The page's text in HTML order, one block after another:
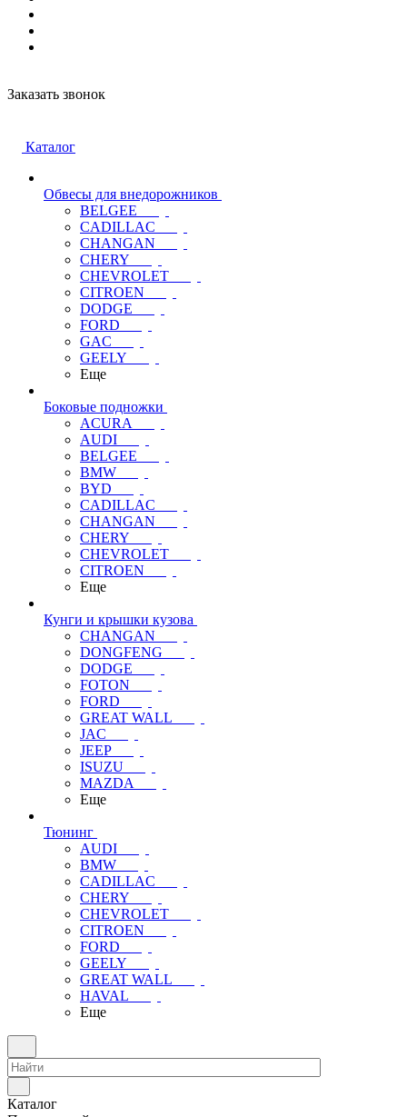
Заказать звонок
Каталог
Обвесы для внедорожников
BELGEE
CADILLAC
CHANGAN
CHERY
CHEVROLET
CITROEN
DODGE
FORD
GAC
GEELY
Еще
Боковые подножки
ACURA
AUDI
BELGEE
BMW
BYD
CADILLAC
CHANGAN
CHERY
CHEVROLET
CITROEN
Еще
Кунги и крышки кузова
CHANGAN
DONGFENG
DODGE
FOTON
FORD
GREAT WALL
JAC
JEEP
ISUZU
MAZDA
Еще
Тюнинг
AUDI
BMW
CADILLAC
CHERY
CHEVROLET
CITROEN
FORD
GEELY
GREAT WALL
HAVAL
Еще
Каталог